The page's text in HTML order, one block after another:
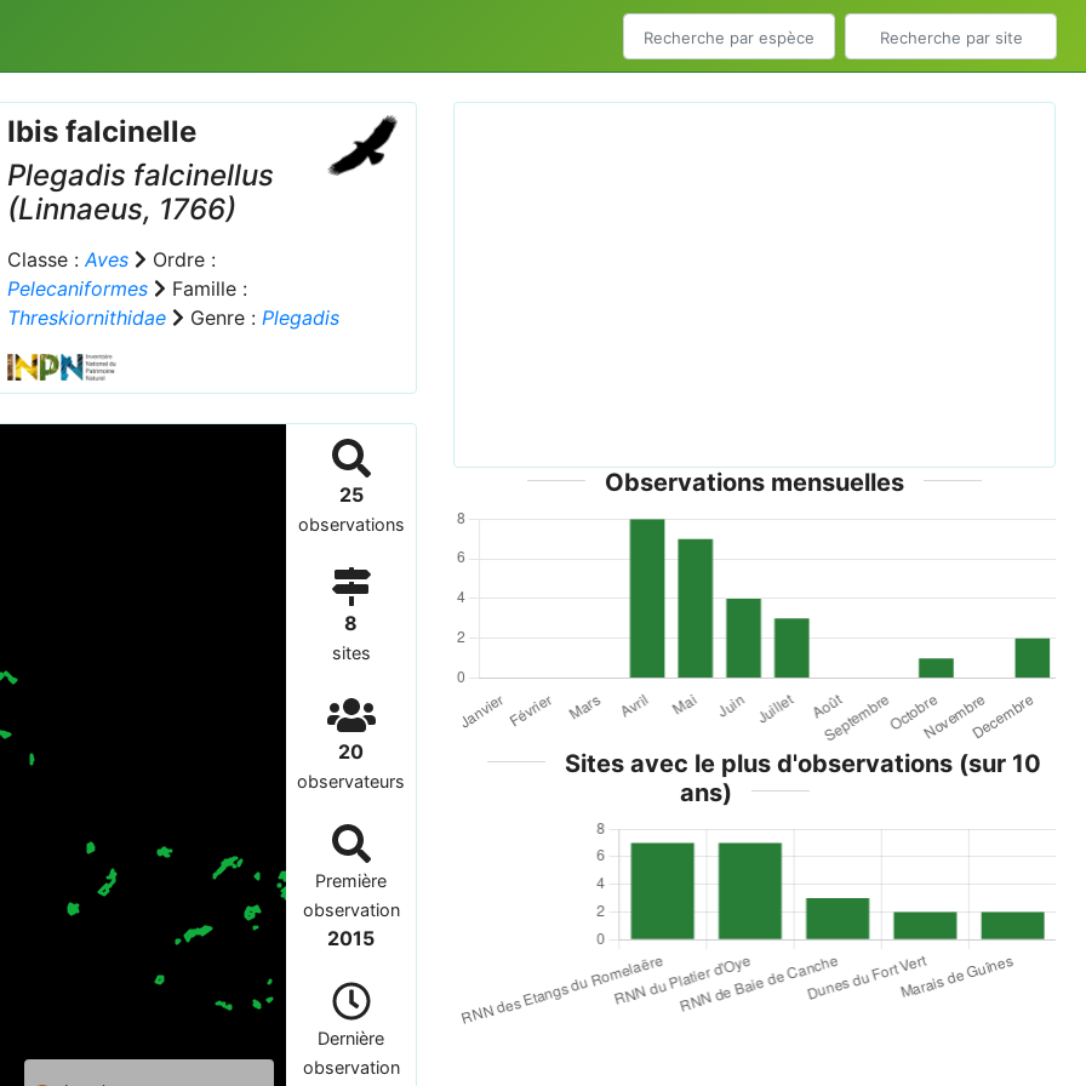
Ibis falcinelle
Plegadis falcinellus
(Linnaeus, 1766)
Classe :Aves
Ordre :
Pelecaniformes
Famille :
Threskiornithidae
Genre : Plegadis
25
observations
8
sites
20
observateurs
Première
observation
2015
Dernière
observation
Observations mensuelles
Sites avec le plus d'observations (sur 10
ans)